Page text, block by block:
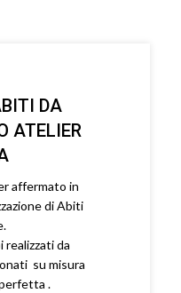
DA
ATELIER
affermato in
di Abiti
realizzati da
su misura
.